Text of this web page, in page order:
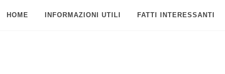
HOME INFORMAZIONI UTILI FATTI INTERESSANTI